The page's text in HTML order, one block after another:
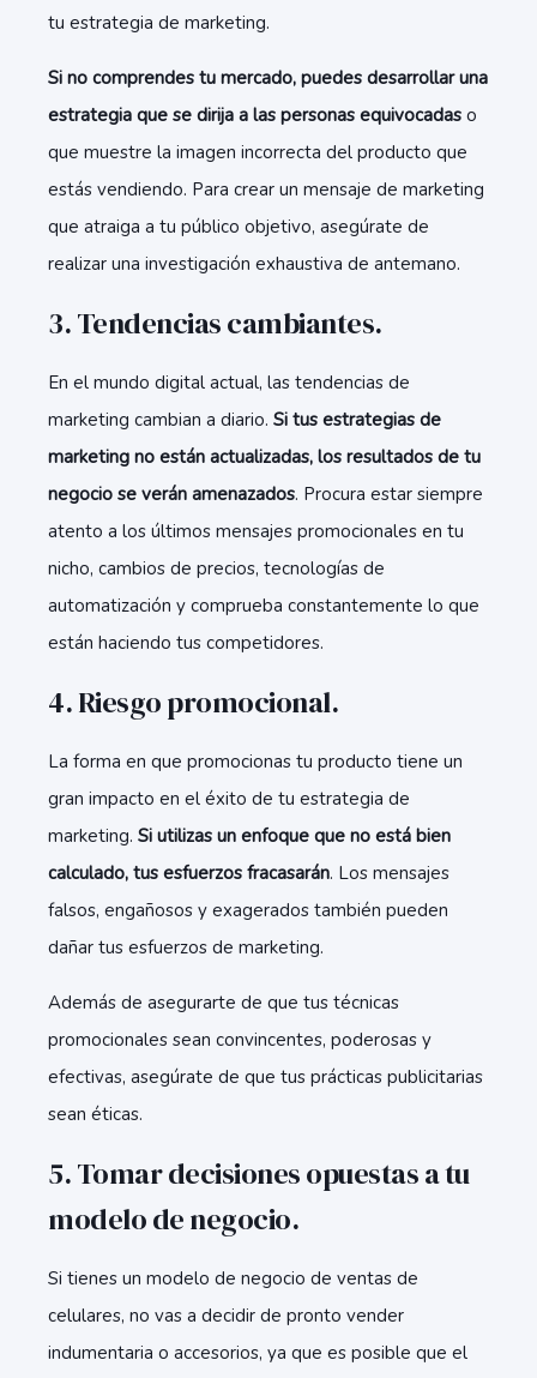
tu estrategia de marketing.
Si no comprendes tu mercado, puedes desarrollar una
estrategia que se dirija a las personas equivocadas o
que muestre la imagen incorrecta del producto que
estás vendiendo. Para crear un mensaje de marketing
que atraiga a tu público objetivo, asegúrate de
realizar una investigación exhaustiva de antemano.
3. Tendencias cambiantes.
En el mundo digital actual, las tendencias de
marketing cambian a diario. Si tus estrategias de
marketing no están actualizadas, los resultados de tu
negocio se verán amenazados. Procura estar siempre
atento a los últimos mensajes promocionales en tu
nicho, cambios de precios, tecnologías de
automatización y comprueba constantemente lo que
están haciendo tus competidores.
4. Riesgo promocional.
La forma en que promocionas tu producto tiene un
gran impacto en el éxito de tu estrategia de
marketing. Si utilizas un enfoque que no está bien
calculado, tus esfuerzos fracasarán. Los mensajes
falsos, engañosos y exagerados también pueden
dañar tus esfuerzos de marketing.
Además de asegurarte de que tus técnicas
promocionales sean convincentes, poderosas y
efectivas, asegúrate de que tus prácticas publicitarias
sean éticas.
5. Tomar decisiones opuestas a tu
modelo de negocio.
Si tienes un modelo de negocio de ventas de
celulares, no vas a decidir de pronto vender
indumentaria o accesorios, ya que es posible que el